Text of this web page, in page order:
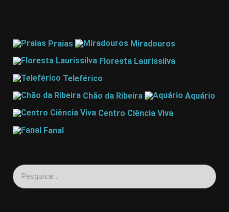
Praias
Miradouros
Floresta Laurissilva
Teleférico
Chão da Ribeira
Aquário
Centro Ciência Viva
Fanal